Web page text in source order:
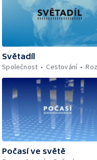
Světadíl
Společnost
Cestování
Počasí ve světě